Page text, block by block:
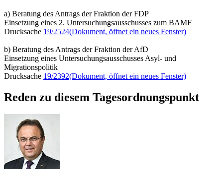
a) Beratung des Antrags der Fraktion der FDP
Einsetzung eines 2. Untersuchungsausschusses zum BAMF
Drucksache 19/2524(Dokument, öffnet ein neues Fenster)
b) Beratung des Antrags der Fraktion der AfD
Einsetzung eines Untersuchungsausschusses Asyl- und
Migrationspolitik
Drucksache 19/2392(Dokument, öffnet ein neues Fenster)
Reden zu diesem Tagesordnungspunkt